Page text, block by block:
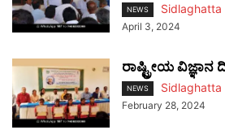
NEWS Sidlaghatta
April 3, 2024
ರಾಷ್ಟ್ರೀಯ
NEWS Sidlaghatta
February 28, 2024